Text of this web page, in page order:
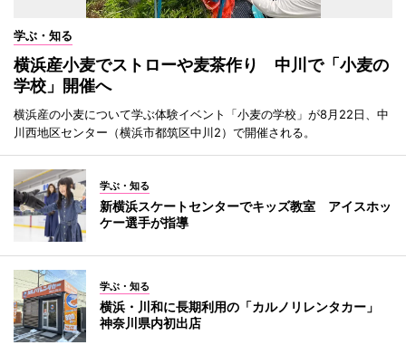
学ぶ・知る
横浜産小麦でストローや麦茶作り 中川で「小麦の
学校」開催へ
横浜産の小麦について学ぶ体験イベント「小麦の学校」が8月22日、中
川西地区センター（横浜市都筑区中川2）で開催される。
学ぶ・知る
新横浜スケートセンターでキッズ教室 アイスホッ
ケー選手が指導
学ぶ・知る
横浜・川和に長期利用の「カルノリレンタカー」
神奈川県内初出店